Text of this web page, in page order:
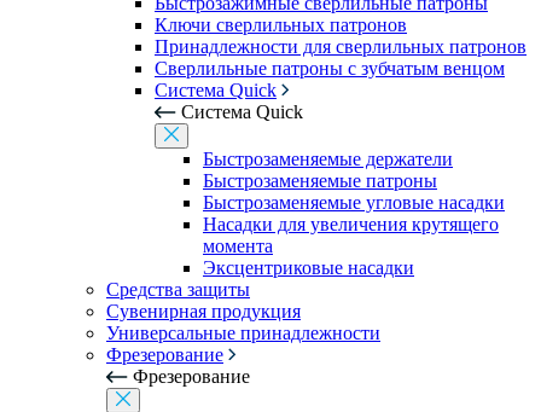
Ключи сверлильных патронов
Принадлежности для сверлильных патронов
Сверлильные патроны с зубчатым венцом
Система Quick
Система Quick
Быстрозаменяемые держатели
Быстрозаменяемые патроны
Быстрозаменяемые угловые насадки
Насадки для увеличения крутящего
момента
Эксцентриковые насадки
Средства защиты
Сувенирная продукция
Универсальные принадлежности
Фрезерование
Фрезерование